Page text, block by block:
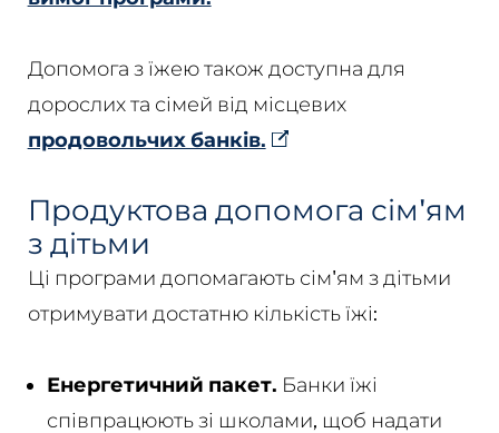
Допомога з їжею також доступна для
дорослих та сімей від місцевих
продовольчих банків.
Продуктова допомога сім'ям
з дітьми
Ці програми допомагають сім'ям з дітьми
отримувати достатню кількість їжі:
Енергетичний пакет. Банки їжі
співпрацюють зі школами, щоб надати